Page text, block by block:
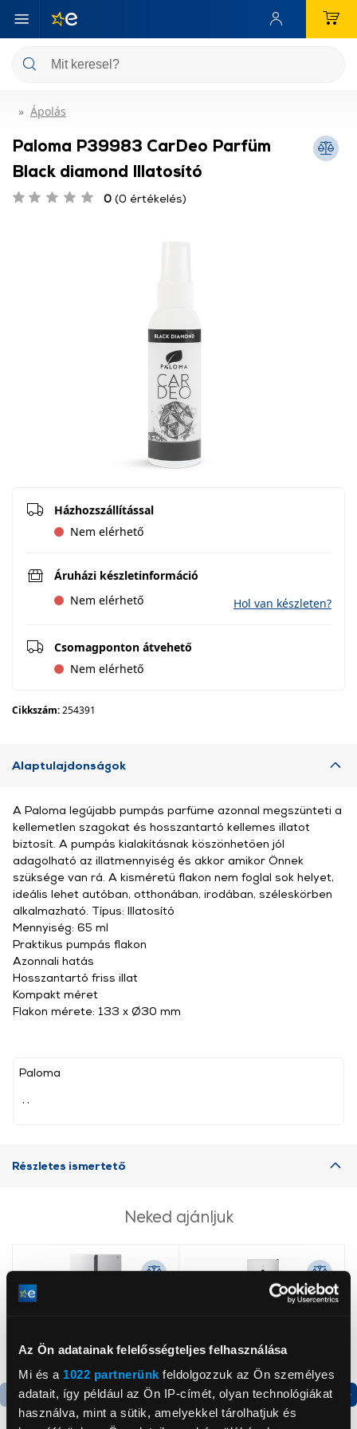
Az Ön adatainak felelősségteljes felhasználása
Mi és a 1022 partnerünk feldolgozzuk az Ön személyes
adatait, így például az Ön IP-címét, olyan technológiákat
használva, mint a sütik, amelyekkel tárolhatjuk és
Ápolás
Paloma P39983 CarDeo Parfüm
Black diamond Illatosító
0 (0 értékelés)
Házhozszállítással
Nem elérhető
Áruházi készletinformáció
Nem elérhető
Hol van készleten?
Csomagponton átvehető
Nem elérhető
Cikkszám:254391
Alaptulajdonságok
Paloma
A Paloma legújabb pumpás parfüme azonnal megszünteti a
kellemetlen szagokat és hosszantartó kellemes illatot
biztosít. A pumpás kialakításnak köszönhetően jól
adagolható az illatmennyiség és akkor amikor Önnek
szüksége van rá. A kisméretű flakon nem foglal sok helyet,
ideális lehet autóban, otthonában, irodában, széleskörben
alkalmazható. Típus: Illatosító
Mennyiség: 65 ml
Praktikus pumpás flakon
Azonnali hatás
Hosszantartó friss illat
Kompakt méret
Flakon mérete: 133 x Ø30 mm
Részletes ismertető
Neked ajánljuk
Termék adatlap Termék adatlap